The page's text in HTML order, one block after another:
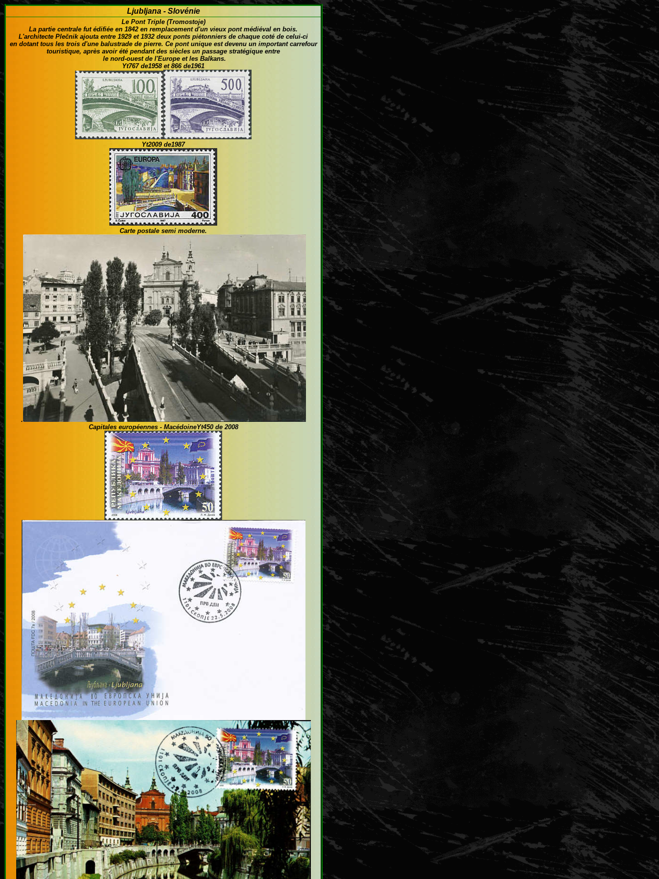
Ljubljana - Slovénie
Le Pont Triple (Tromostoje)
La partie centrale fut édifiée en 1842 en remplacement d'un vieux pont médiéval en bois.
L'architecte Plečnik ajouta entre 1929 et 1932 deux ponts piétonniers de chaque coté de celui-ci
en dotant tous les trois d'une balustrade de pierre. Ce pont unique est devenu un important carrefour
touristique, après avoir été pendant des siècles un passage stratégique entre
le nord-ouest de l'Europe et les Balkans.
Yt767 de1958 et 866 de1961
Yt2009 de1987
Carte postale semi moderne.
.
Capitales européennes- MacédoineYt450 de 2008